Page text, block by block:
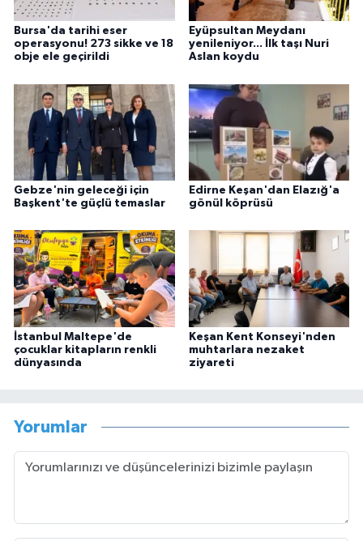
Bursa'da tarihi eser
operasyonu! 273 sikke ve 18
obje ele geçirildi
Eyüpsultan Meydanı
yenileniyor... İlk taşı Nuri
Aslan koydu
Gebze'nin geleceği için
Başkent'te güçlü temaslar
Edirne Keşan'dan Elazığ'a
gönül köprüsü
İstanbul Maltepe'de
çocuklar kitapların renkli
dünyasında
Keşan Kent Konseyi'nden
muhtarlara nezaket
ziyareti
Yorumlar